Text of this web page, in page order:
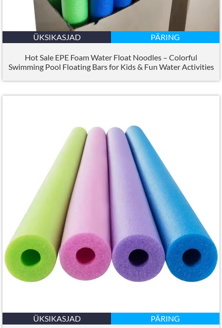
ÜKSIKASJAD PÄRING
Hot Sale EPE Foam Water Float Noodles – Colorful
Swimming Pool Floating Bars for Kids& Fun Water Activities
ÜKSIKASJAD PÄRING